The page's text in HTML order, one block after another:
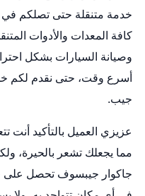
خدمة متنقلة حتى تصلكم في
كافة المعدات والأدوات
وصيانة السيارات بشكل
أسرع وقت، حتى نقدم لكم
جيب.
عزيزي العميل بالتأكيد
مما يجعلك تشعر بالحيرة،
جاكوار جيبسوف تحصل على